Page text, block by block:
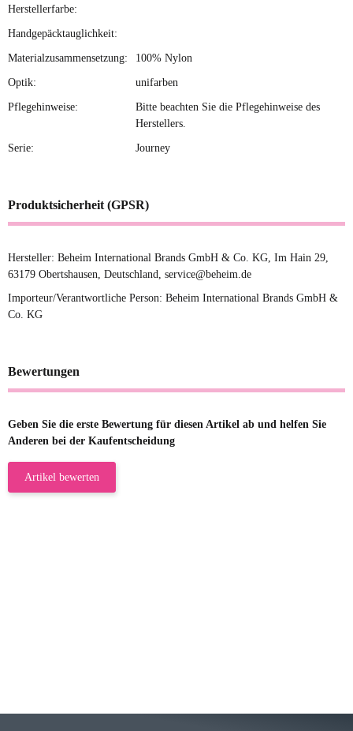
Herstellerfarbe:
Handgepäcktauglichkeit:
Materialzusammensetzung: 100% Nylon
Optik: unifarben
Pflegehinweise:
Bitte beachten Sie die Pflegehinweise des
Herstellers.
Serie: Journey
Produktsicherheit (GPSR)
Hersteller: Beheim International Brands GmbH & Co. KG, Im Hain 29,
63179 Obertshausen, Deutschland, service@beheim.de
Importeur/Verantwortliche Person: Beheim International Brands GmbH &
Co. KG
Bewertungen
Geben Sie die erste Bewertung für diesen Artikel ab und helfen Sie
Anderen bei der Kaufentscheidung
Artikel bewerten